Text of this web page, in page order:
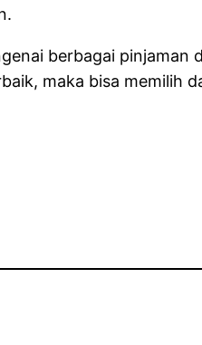
berbagai
maka bisa memilih